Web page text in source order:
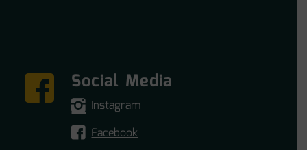
Social Media
Instagram
Facebook